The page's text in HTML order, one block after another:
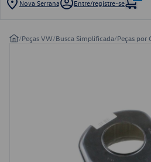
Nova Serrana Entre/registre-se
/Peças VW/Busca Simplificada/Peças por